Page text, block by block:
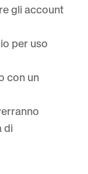
gli account
per uso
con un
di